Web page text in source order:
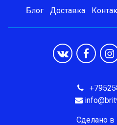
Блог Доставка
Сделано в